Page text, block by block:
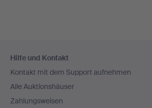
Navigation
Hilfe und Kontakt
Kontakt mit dem Support aufnehmen
Alle Auktionshäuser
Zahlungsweisen